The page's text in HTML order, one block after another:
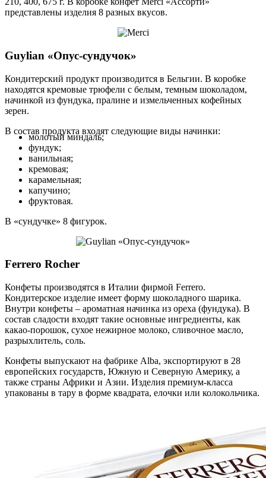
представлены изделия 8 разных вкусов.
Guylian «Опус-сундучок»
Кондитерский продукт производится в Бельгии. В коробке
находятся кремовые трюфели с белым, темным шоколадом,
начинкой из фундука, пралине и измельченных кофейных
зерен.
В состав продукта входят следующие виды начинки:
молотый миндаль;
фундук;
ванильная;
кремовая;
карамельная;
капучино;
фруктовая.
В «сундучке» 8 фигурок.
Ferrero Rocher
Конфеты производятся в Италии фирмой Ferrero.
Кондитерское изделие имеет форму шоколадного шарика.
Внутри конфеты – ароматная начинка из ореха (фундука). В
состав сладости входят такие основные ингредиенты, как
какао-порошок, сухое нежирное молоко, сливочное масло,
разрыхлитель, соль.
Конфеты выпускают на фабрике Alba, экспортируют в 28
европейских государств, Южную и Северную Америку, а
также страны Африки и Азии. Изделия премиум-класса
упакованы в тару в форме квадрата, елочки или колокольчика.